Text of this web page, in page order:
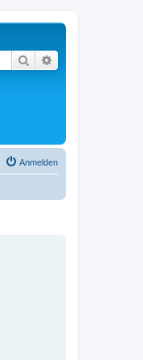
Suche
Anmelden